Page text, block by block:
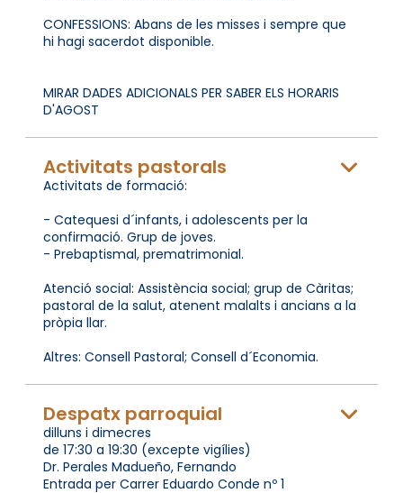
CONFESSIONS: Abans de les misses i sempre que
hi hagi sacerdot disponible.
MIRAR DADES ADICIONALS PER SABER ELS HORARIS
D'AGOST
Activitats pastorals
Activitats de formació:
- Catequesi d´infants, i adolescents per la
confirmació. Grup de joves.
- Prebaptismal, prematrimonial.
Atenció social: Assistència social; grup de Càritas;
pastoral de la salut, atenent malalts i ancians a la
pròpia llar.
Altres: Consell Pastoral; Consell d´Economia.
Despatx parroquial
dilluns i dimecres
de 17:30 a 19:30 (excepte vigílies)
Dr. Perales Madueño, Fernando
Entrada per Carrer Eduardo Conde nº 1